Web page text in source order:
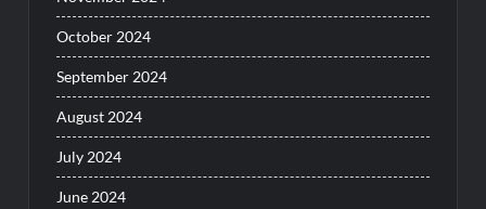
October 2024
September 2024
August 2024
July 2024
June 2024